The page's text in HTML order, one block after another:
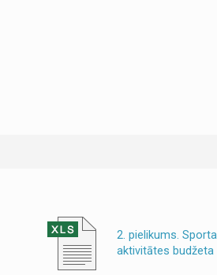
2. pielikums. Sporta
aktivitātes budžeta